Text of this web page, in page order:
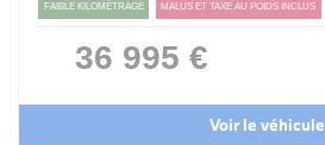
FAIBLE KILOMÉTRAGE MALUS ET TAXE AU POIDS INCLUS
36 995 €
Voir le véhicule